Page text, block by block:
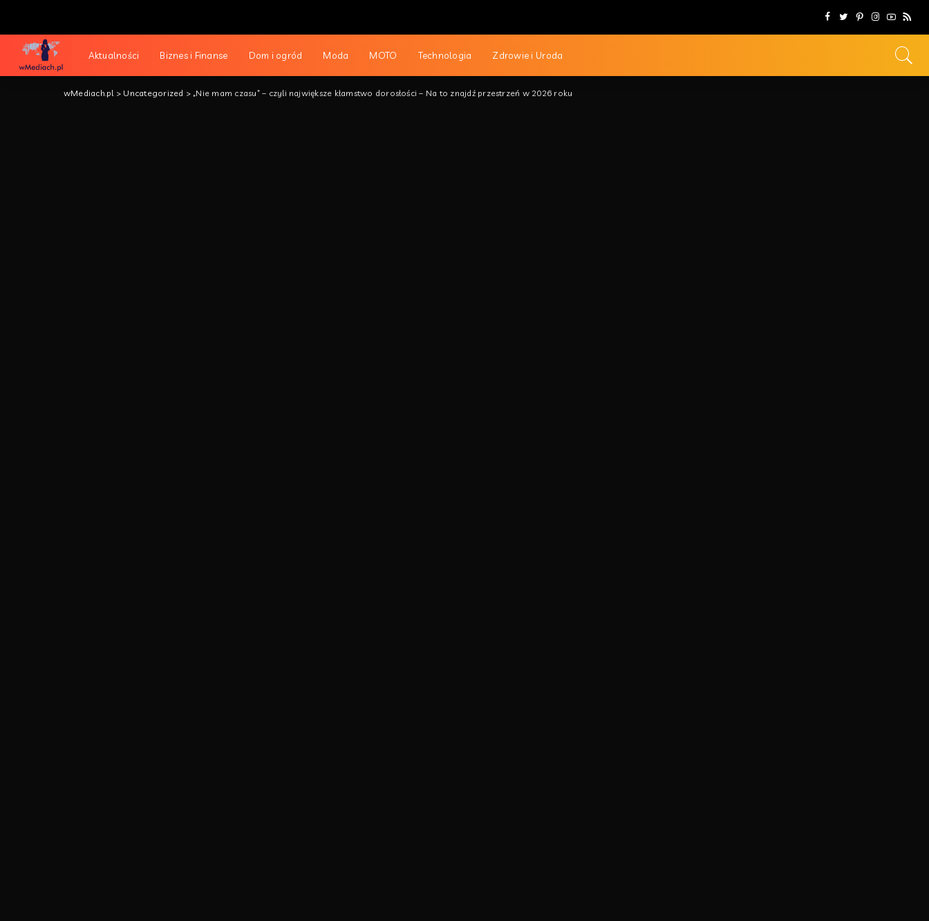
Aktualności Biznes i Finanse Dom i ogród Moda MOTO Technologia Zdrowie i Uroda
wMediach.pl> Uncategorized > „Nie mam czasu” – czyli największe kłamstwo dorosłości – Na to znajdź przestrzeń w 2026 roku